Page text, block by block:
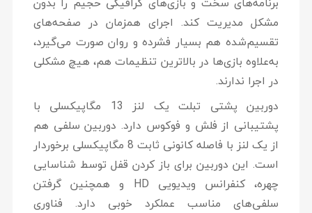
برنامه‌های سخت و بازی‌های گرافیکی حجیم را بدون
مشکل مدیریت کند. اجرای همزمان در صفحه‌های
تقسیم‌شده هم بسیار فشرده و روان صورت می‌گیرد،
به‌علاوه بازی‌ها در بالاترین تنظیمات هم، هیچ مشکلی
در اجرا ندارند.
دوربین پشتی تبلت یک لنز 13 مگاپیکسلی با
پشتیبانی از فلش و فوکوس دارد. دوربین سلفی هم
از یک لنز با فاصله کانونی ثابت 8 مگاپیکسلی برخوردار
است. این دوربین برای باز کردن قفل توسط شناسایی
چهره، کنفرانس ویدیویی HD و همچنین گرفتن
سلفی‌های مناسب عملکرد خوبی دارد. فناوری